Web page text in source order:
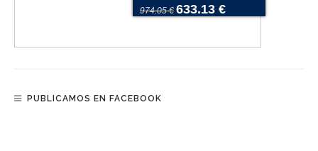
974.05 € 633.13 €
PUBLICAMOS EN FACEBOOK